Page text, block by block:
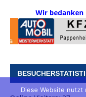
Wir
Diese Website